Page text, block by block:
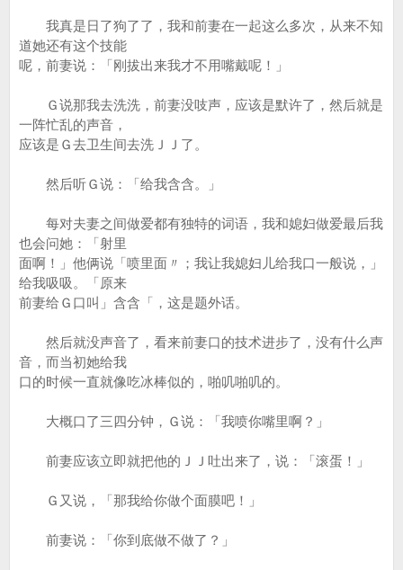
我真是日了狗了了，我和前妻在一起这么多次，从来不知
道她还有这个技能
呢，前妻说：「刚拔出来我才不用嘴戴呢！」
Ｇ说那我去洗洗，前妻没吱声，应该是默许了，然后就是
一阵忙乱的声音，
应该是Ｇ去卫生间去洗ＪＪ了。
然后听Ｇ说：「给我含含。」
每对夫妻之间做爱都有独特的词语，我和媳妇做爱最后我
也会问她：「射里
面啊！」他俩说「喷里面〃；我让我媳妇儿给我口一般说，」
给我吸吸。「原来
前妻给Ｇ口叫」含含「，这是题外话。
然后就没声音了，看来前妻口的技术进步了，没有什么声
音，而当初她给我
口的时候一直就像吃冰棒似的，啪叽啪叽的。
大概口了三四分钟，Ｇ说：「我喷你嘴里啊？」
前妻应该立即就把他的ＪＪ吐出来了，说：「滚蛋！」
Ｇ又说，「那我给你做个面膜吧！」
前妻说：「你到底做不做了？」